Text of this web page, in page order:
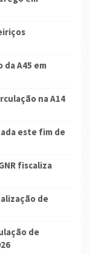
A45 em
na A14
este fim de
fiscaliza
de
de